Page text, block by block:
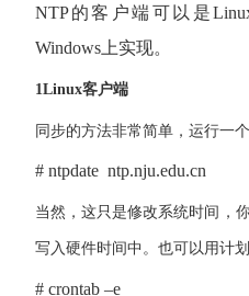
NTP的客户端可以是
Windows上实现。
1 Linux客户端
同步的方法非常简单，运行一
# ntpdate ntp.nju.edu.cn
当然，这只是修改系统时间，
写入硬件时间中。也可以用计
# crontab –e